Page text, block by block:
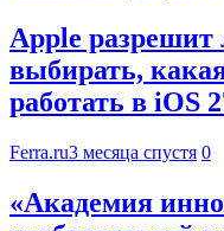
Apple
выбирать,
работать в iOS
Ferra.ru3 месяца спустя 0
«Академия